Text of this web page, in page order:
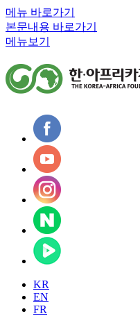
메뉴 바로가기
본문내용 바로가기
메뉴보기
KR
EN
FR